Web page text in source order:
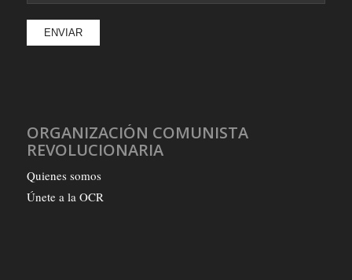
ORGANIZACIÓN COMUNISTA
REVOLUCIONARIA
Quienes somos
Únete a la OCR